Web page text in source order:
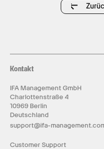
Kontakt
IFA Management GmbH
Charlottenstraße 4
10969 Berlin
Deutschland
support@ifa-
Customer Support